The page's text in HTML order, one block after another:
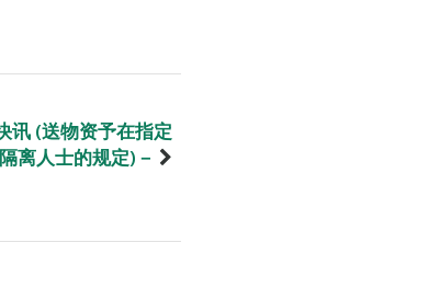
讯 (送物资予在指定
离人士的规定)－